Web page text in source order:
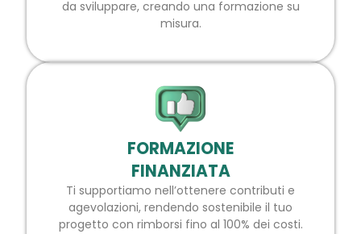
da sviluppare, creando una formazione su
misura.
FORMAZIONE
FINANZIATA
Ti supportiamo nell’ottenere contributi e
agevolazioni, rendendo sostenibile il tuo
progetto con rimborsi fino al 100% dei costi.